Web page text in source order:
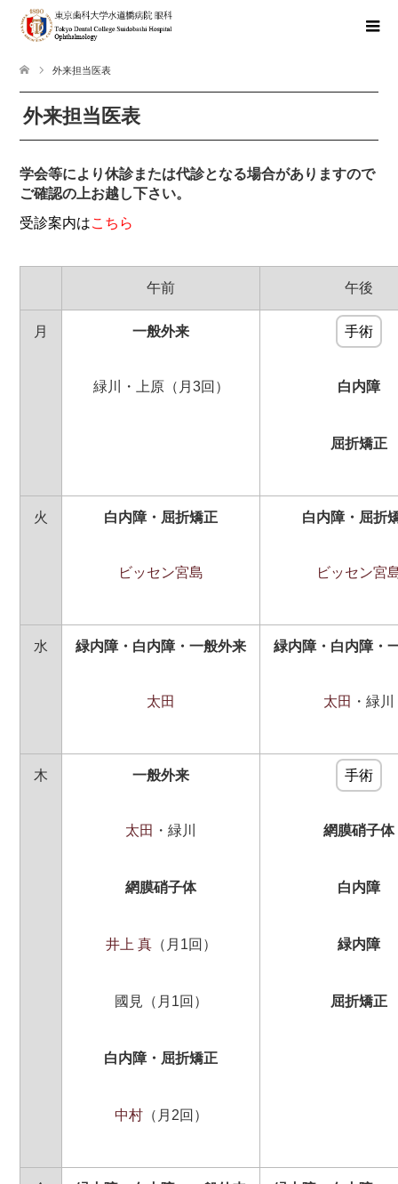
外来担当医表
外来担当医表
学会等により休診または代診となる場合がありますので
ご確認の上お越し下さい。
受診案内はこちら
午前 午後
月 一般外来
緑川・上原（月3回）
手術
白内障
屈折矯正
火 白内障・屈折矯正
ビッセン宮島
白内障・屈折
ビッセン宮
水 緑内障・白内障・一般外来
太田
緑内障・白内障・
太田 ・緑川
木 一般外来
太田 ・緑川
網膜硝子体
井上 真（月1回）
國見（月1回）
白内障・ 屈折矯正
中村（月2回）
手術
網膜硝子体
白内障
緑内障
屈折矯正